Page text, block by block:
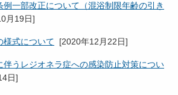
例一部改正について（混浴制限年齢の引き
月19日]
様式について [2020年12月22日]
伴うレジオネラ症への感染防止対策につい
日]